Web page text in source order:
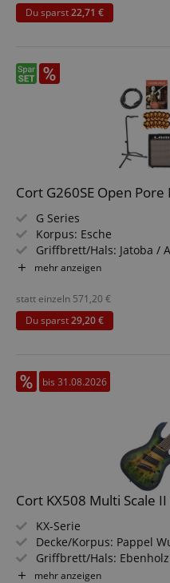
Bass-Saiten,
und Instrumentenkabel
Du sparst22,71 €
Cort G260SE Open
G Series
Korpus: Esche
Griffbrett/Hals: Jatoba /
Tonabnehmer: 2x Cort
Farbe & Finish: Natural,
Sparset inklusive
Gitarrenständer, Kabel,
mehr anzeigen
statt einzeln 571,20 €
Du sparst29,20 €
bis 31.08.2026
Cort KX508 Multi Scale
KX-Serie
Decke/Korpus: Pappel
Griffbrett/Hals:
Tonabnehmer: 2x
mehr anzeigen